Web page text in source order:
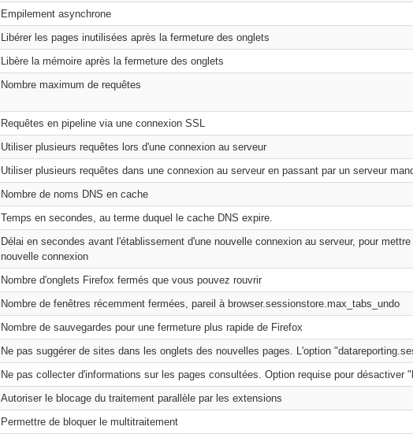
Empilement asynchrone
Libérer les pages inutilisées après la fermeture des onglets
Libère la mémoire après la fermeture des onglets
Nombre maximum de requêtes
Requêtes en pipeline via une connexion SSL
Utiliser plusieurs requêtes lors d'une connexion au serveur
Utiliser plusieurs requêtes dans une connexion au serveur en passant par un serveur
Nombre de noms DNS en cache
Temps en secondes, au terme duquel le cache DNS expire.
Délai en secondes avant l'établissement d'une nouvelle connexion au serveur, pour
nouvelle connexion
Nombre d'onglets Firefox fermés que vous pouvez rouvrir
Nombre de fenêtres récemment fermées, pareil à browser.sessionstore.max_tabs_undo
Nombre de sauvegardes pour une fermeture plus rapide de Firefox
Ne pas suggérer de sites dans les onglets des nouvelles pages. L'option
Ne pas collecter d'informations sur les pages consultées. Option requise pour désactiver
Autoriser le blocage du traitement parallèle par les extensions
Permettre de bloquer le multitraitement